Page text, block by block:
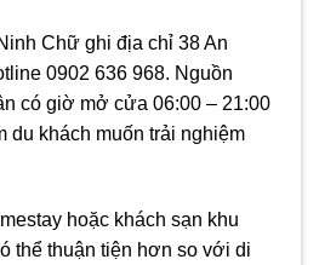
Chữ ghi địa chỉ 38 An
0902 636 968. Nguồn
có giờ mở cửa 06:00 – 21:00
du khách muốn trải nghiệm
hoặc khách sạn khu
thể thuận tiện hơn so với di